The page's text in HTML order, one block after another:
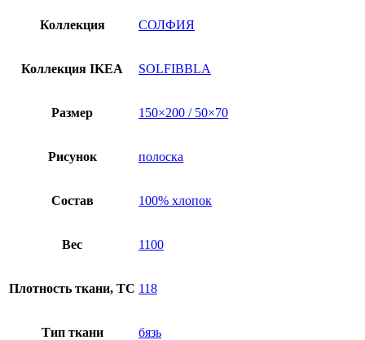
полоску,Коллекция СОЛФИЯ
Коллекция IKEA SOLFIBBLA
Размер 150×200 / 50×70
Рисунок полоска
Состав 100% хлопок
Вес 1100
Плотность ткани, TC 118
Тип ткани бязь